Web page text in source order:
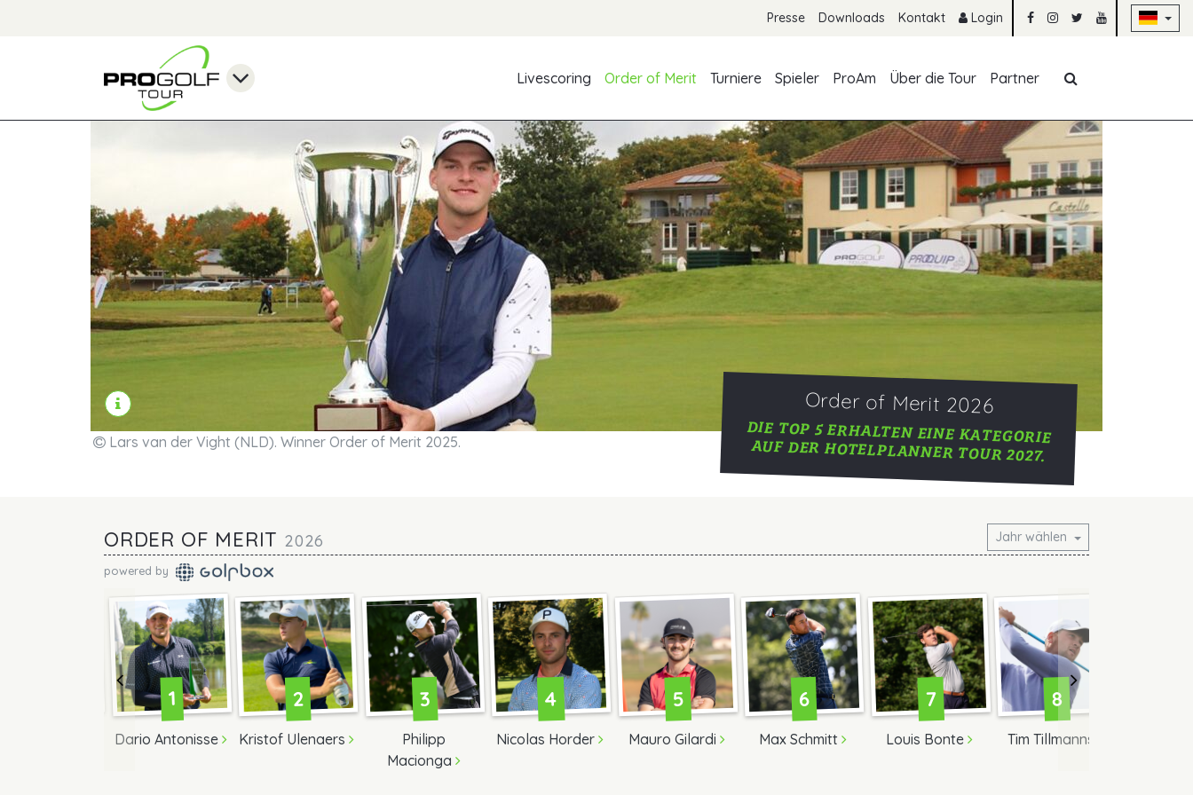
Presse Downloads Kontakt Login
Livescoring
Order of Merit Turniere Spieler ProAm Über die Tour Partner
Lars van der Vight (NLD). Winner Order of Merit 2025.
Order of Merit 2026
DIE TOP 5 ERHALTEN EINE KATEGORIE
AUF DER HOTELPLANNER TOUR 2027.
ORDER OF MERIT 2026 Jahr wählen
powered by
1
Dario Antonisse
2
Kristof Ulenaers
3
Philipp
Macionga
4
Nicolas Horder
5
Mauro Gilardi
6
Max Schmitt
7
Louis Bonte
8
Tim Tillmanns
Previous Next